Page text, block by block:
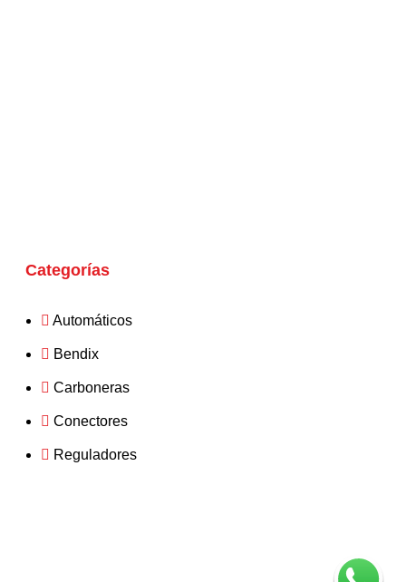
Categorías
Automáticos
Bendix
Carboneras
Conectores
Reguladores